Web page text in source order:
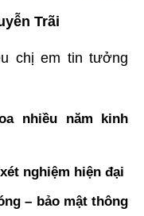
Trãi
chị em tin tưởng
nhiều năm kinh
nghiệm hiện đại
– bảo mật thông